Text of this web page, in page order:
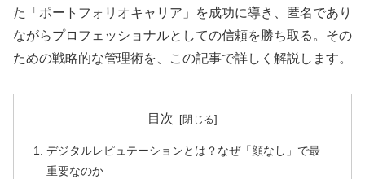
た「ポートフォリオキャリア」を成功に導き、匿名であり
ながらプロフェッショナルとしての信頼を勝ち取る。その
ための戦略的な管理術を、この記事で詳しく解説します。
目次
デジタルレピュテーションとは？なぜ「顔なし」で最
重要なのか